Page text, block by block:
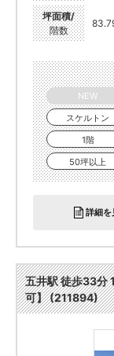
坪面積/
階数
NEW
スケルトン
1階
50坪以上
詳細を
五井駅 徒歩33分
可】 (211894)